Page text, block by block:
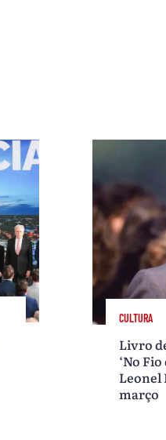
CULTURA
Livro
‘No
Leonel
março